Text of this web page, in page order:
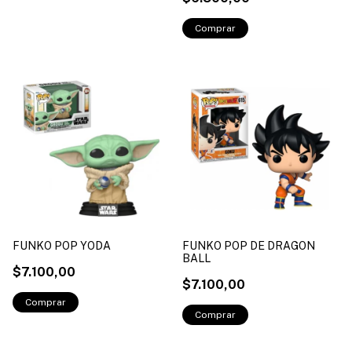
FUNKO POP YODA
$7.100,00
FUNKO POP DE DRAGON
BALL
$7.100,00